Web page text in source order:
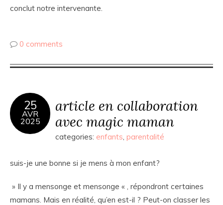
conclut notre intervenante.
0 comments
25
AVR
2025
article en collaboration
avec magic maman
categories: enfants, parentalité
suis-je une bonne si je mens à mon enfant?
» Il y a mensonge et mensonge « , répondront certaines
mamans. Mais en réalité, qu’en est-il ? Peut-on classer les